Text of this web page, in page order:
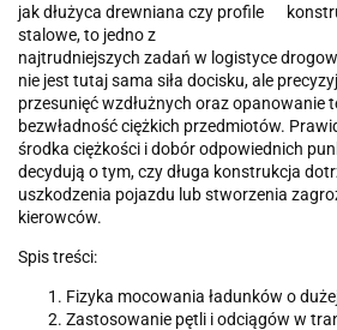
jak dłużyca drewniana czy profile
stalowe, to jedno z
najtrudniejszych zadań w logistyce
nie jest tutaj sama siła docisku, ale
przesunięć wzdłużnych oraz opanowanie
bezwładność ciężkich przedmiotów.
środka ciężkości i dobór odpowiednich
decydują o tym, czy długa konstrukcja
uszkodzenia pojazdu lub stworzenia
kierowców.
Spis treści:
Fizyka mocowania ładunków o
Zastosowanie pętli i odciągów w